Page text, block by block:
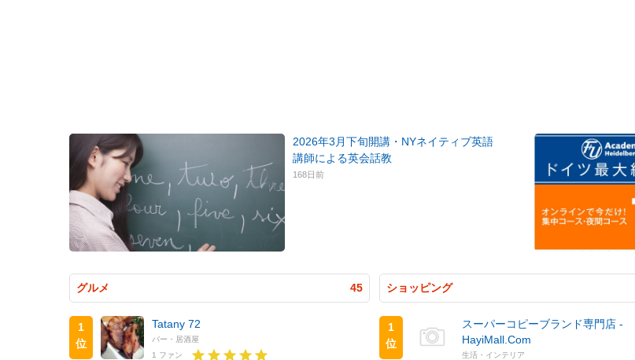
2026年3月下旬開講・NYネイティブ英語
講師による英会話教
168日前
グルメ 45
1
位
Tatany 72
バー・居酒屋
1 ファン
ショッピング
1
位
スーパーコピーブランド専門店 -
HayiMall.Com
生活・インテリア